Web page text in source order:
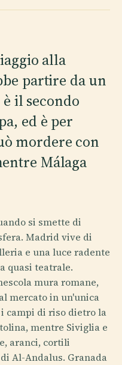
alla
partire da un
il secondo
ed è per
mordere con
Málaga
si smette di
Madrid vive di
e una luce radente
quasi teatrale.
mura romane,
mercato in un'unica
campi di riso dietro la
mentre Siviglia e
aranci, cortili
Al-Andalus. Granada